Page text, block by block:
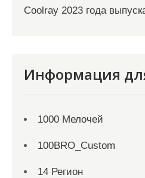
Coolray 2023 года
Информация
1000 Мелочей
100BRO_Custom
14 Регион